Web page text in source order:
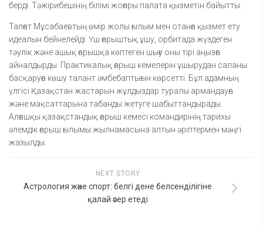
берді. Тәжірибешінің білімі жоғары палата қызметін байытты.
Талғат Мұсабаевтың өмір жолы ғылым мен отанға қызмет ету
идеалын бейнелейді. Үш ғарыштық ұшу, орбитада жүздеген
тәулік және ашық ғарышқа көптеген шығу оны тірі аңызға
айналдырды. Практикалық ғарыш кемелерін ұшырудан саланы
басқаруға көшу талант әмбебаптығын көрсетті. Бұл адамның
үлгісі Қазақстан жастарын жұлдыздар туралы армандауға
және мақсаттарына табанды жетуге шабыттандырады.
Алғашқы қазақстандық ғарыш кемесі командирінің тарихы
әлемдік ғарыш ғылымы жылнамасына алтын әріптермен мәңгі
жазылды.
NEXT STORY
Астрология және спорт: белгі дене белсенділігіне
қалай әсер етеді